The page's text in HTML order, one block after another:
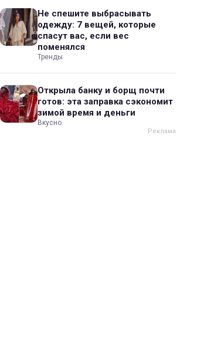
Не спешите выбрасывать
одежду: 7 вещей, которые
спасут вас, если вес
поменялся
Тренды
Открыла банку и борщ почти
готов: эта заправка сэкономит
зимой время и деньги
Вкусно